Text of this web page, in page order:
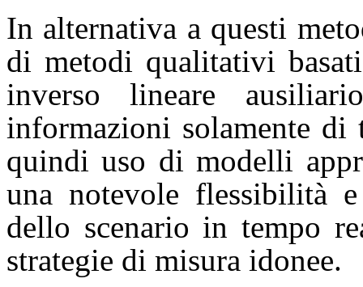
In alternativa a questi
di metodi qualitativi
inverso lineare
informazioni solamente
quindi uso di modelli
una notevole flessibilità
dello scenario in tempo
strategie di misura idonee.